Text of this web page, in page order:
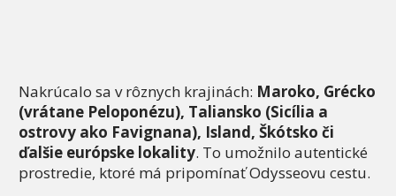
Nakrúcalo sa v rôznych krajinách: Maroko, Grécko
(vrátane Peloponézu), Taliansko (Sicília a
ostrovy ako Favignana), Island, Škótsko či
ďalšie európske lokality. To umožnilo autentické
prostredie, ktoré má pripomínať Odysseovu cestu.